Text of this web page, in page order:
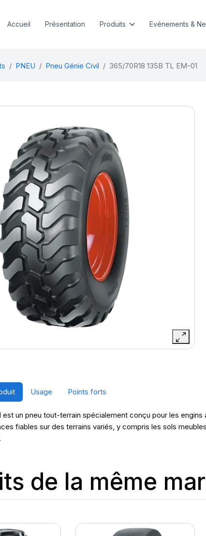
Accueil Présentation Produits Evénements &
PNEU Pneu Génie Civil 365/70R18 135B TL EM-01
Usage Points forts
est un pneu tout-terrain spécialement conçu pour les
fiables sur des terrains variés, y compris les sols
de la même